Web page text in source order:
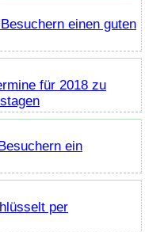
einen guten
für 2018 zu
ein
per